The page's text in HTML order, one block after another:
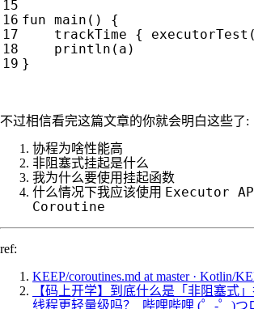
fun main ()
{
trackTime
{ executorTest
println ( a )
}
不过相信看完这篇文章的你就会明白这些了:
协程为啥性能高
非阻塞式挂起是什么
我为什么要使用挂起函数
什么情况下我应该使用 Executor
Coroutine
ref:
KEEP/coroutines.md at master · Kotlin/
【码上开学】到底什么是「非阻塞式
线程更轻量级吗？_哔哩哔哩 (゜-゜)つ